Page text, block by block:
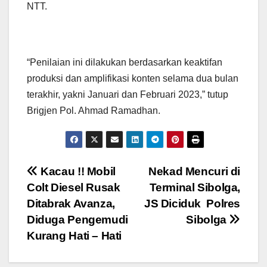
NTT.
“Penilaian ini dilakukan berdasarkan keaktifan
produksi dan amplifikasi konten selama dua bulan
terakhir, yakni Januari dan Februari 2023,” tutup
Brigjen Pol. Ahmad Ramadhan.
Navigasi
pos
Nekad Mencuri di
Terminal Sibolga,
JS Diciduk Polres
Sibolga
Kacau !! Mobil
Colt Diesel Rusak
Ditabrak Avanza,
Diduga Pengemudi
Kurang Hati – Hati